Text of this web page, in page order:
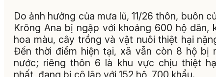
Do ảnh hưởng của mưa lũ, 11/26 thôn, buôn
Krông Ana bị ngập với khoảng 600 hộ dân,
hoa màu, cây trồng và vật nuôi thiệt hại
Đến thời điểm hiện tại, xã vẫn còn 8 hộ bị
nước; riêng thôn 6 là khu vực chịu thiệt
nhất, đang bị cô lập với 152 hộ, 700 khẩu.